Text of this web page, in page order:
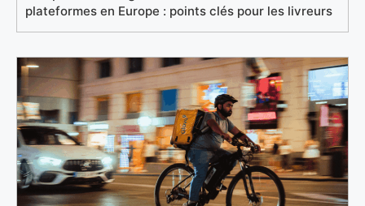
plateformes en Europe : points clés pour les livreurs